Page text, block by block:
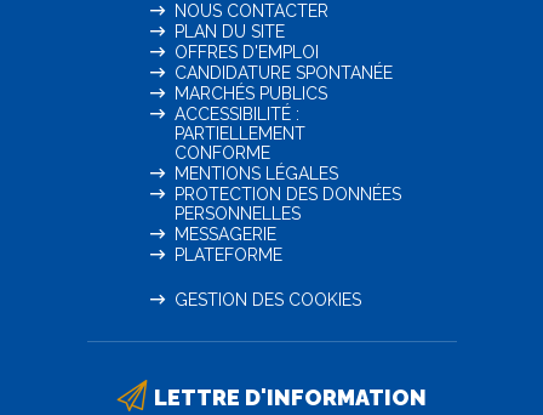
NOUS CONTACTER
PLAN DU SITE
OFFRES D'EMPLOI
CANDIDATURE SPONTANÉE
MARCHÉS PUBLICS
ACCESSIBILITÉ :
PARTIELLEMENT
CONFORME
MENTIONS LÉGALES
PROTECTION DES DONNÉES
PERSONNELLES
MESSAGERIE
PLATEFORME
GESTION DES COOKIES
LETTRE D'INFORMATION